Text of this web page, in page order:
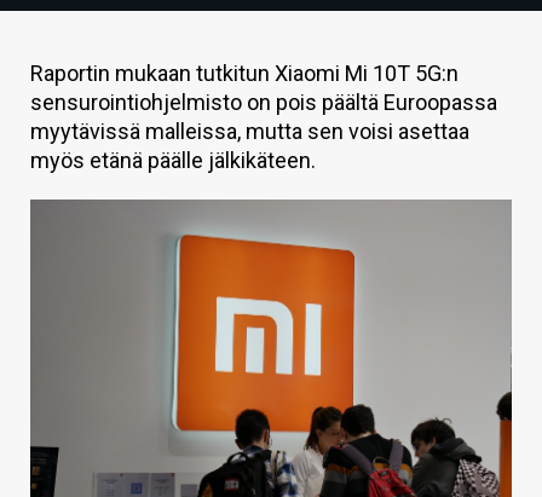
HINTA.FI
KAUPPA
VAIHDA TEEMA
Raportin mukaan tutkitun Xiaomi Mi 10T 5G:n
sensurointiohjelmisto on pois päältä Euroopassa
myytävissä malleissa, mutta sen voisi asettaa
myös etänä päälle jälkikäteen.